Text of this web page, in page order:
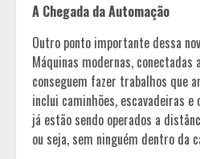
A Chegada da Automação
Outro ponto importante dessa
Máquinas modernas, conectadas
conseguem fazer trabalhos que
inclui caminhões, escavadeiras
já estão sendo operados a
ou seja, sem ninguém dentro da